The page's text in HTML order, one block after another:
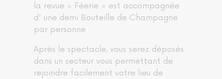
la revue « Féerie » est accompagnée
d' une demi Bouteille de Champagne
par personne
Après le spectacle, vous serez déposés
dans un secteur vous permettant de
rejoindre facilement votre lieu de